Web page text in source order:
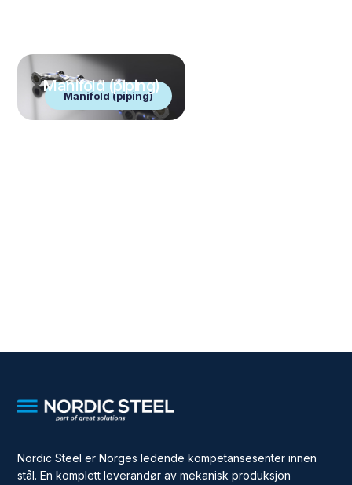
Manifold (piping)
Manifold (piping)
Nordic Steel er Norges ledende kompetansesenter innen
stål. En komplett leverandør av mekanisk produksjon